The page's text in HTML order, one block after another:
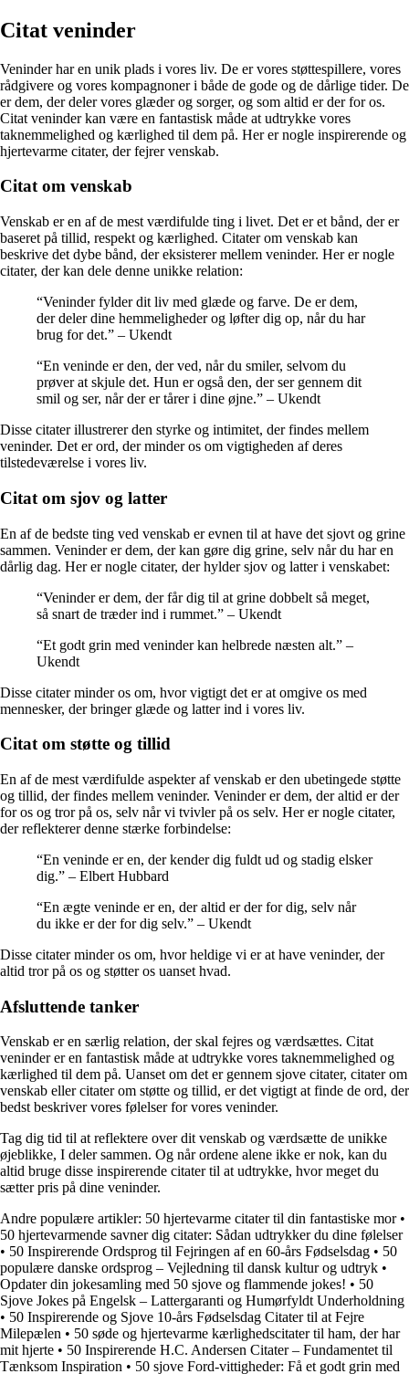
Citat veninder
Veninder har en unik plads i vores liv. De er vores støttespillere, vores
rådgivere og vores kompagnoner i både de gode og de dårlige tider. De
er dem, der deler vores glæder og sorger, og som altid er der for os.
Citat veninder kan være en fantastisk måde at udtrykke vores
taknemmelighed og kærlighed til dem på. Her er nogle inspirerende og
hjertevarme citater, der fejrer venskab.
Citat om venskab
Venskab er en af de mest værdifulde ting i livet. Det er et bånd, der er
baseret på tillid, respekt og kærlighed. Citater om venskab kan
beskrive det dybe bånd, der eksisterer mellem veninder. Her er nogle
citater, der kan dele denne unikke relation:
“Veninder fylder dit liv med glæde og farve. De er dem,
der deler dine hemmeligheder og løfter dig op, når du har
brug for det.” – Ukendt
“En veninde er den, der ved, når du smiler, selvom du
prøver at skjule det. Hun er også den, der ser gennem dit
smil og ser, når der er tårer i dine øjne.” – Ukendt
Disse citater illustrerer den styrke og intimitet, der findes mellem
veninder. Det er ord, der minder os om vigtigheden af deres
tilstedeværelse i vores liv.
Citat om sjov og latter
En af de bedste ting ved venskab er evnen til at have det sjovt og grine
sammen. Veninder er dem, der kan gøre dig grine, selv når du har en
dårlig dag. Her er nogle citater, der hylder sjov og latter i venskabet:
“Veninder er dem, der får dig til at grine dobbelt så meget,
så snart de træder ind i rummet.” – Ukendt
“Et godt grin med veninder kan helbrede næsten alt.” –
Ukendt
Disse citater minder os om, hvor vigtigt det er at omgive os med
mennesker, der bringer glæde og latter ind i vores liv.
Citat om støtte og tillid
En af de mest værdifulde aspekter af venskab er den ubetingede støtte
og tillid, der findes mellem veninder. Veninder er dem, der altid er der
for os og tror på os, selv når vi tvivler på os selv. Her er nogle citater,
der reflekterer denne stærke forbindelse:
“En veninde er en, der kender dig fuldt ud og stadig elsker
dig.” – Elbert Hubbard
“En ægte veninde er en, der altid er der for dig, selv når
du ikke er der for dig selv.” – Ukendt
Disse citater minder os om, hvor heldige vi er at have veninder, der
altid tror på os og støtter os uanset hvad.
Afsluttende tanker
Venskab er en særlig relation, der skal fejres og værdsættes. Citat
veninder er en fantastisk måde at udtrykke vores taknemmelighed og
kærlighed til dem på. Uanset om det er gennem sjove citater, citater om
venskab eller citater om støtte og tillid, er det vigtigt at finde de ord, der
bedst beskriver vores følelser for vores veninder.
Tag dig tid til at reflektere over dit venskab og værdsætte de unikke
øjeblikke, I deler sammen. Og når ordene alene ikke er nok, kan du
altid bruge disse inspirerende citater til at udtrykke, hvor meget du
sætter pris på dine veninder.
Andre populære artikler: 50 hjertevarme citater til din fantastiske mor•
50 hjertevarmende savner dig citater: Sådan udtrykker du dine følelser
• 50 Inspirerende Ordsprog til Fejringen af en 60-års Fødselsdag • 50
populære danske ordsprog – Vejledning til dansk kultur og udtryk •
Opdater din jokesamling med 50 sjove og flammende jokes! • 50
Sjove Jokes på Engelsk – Lattergaranti og Humørfyldt Underholdning
• 50 Inspirerende og Sjove 10-års Fødselsdag Citater til at Fejre
Milepælen • 50 søde og hjertevarme kærlighedscitater til ham, der har
mit hjerte • 50 Inspirerende H.C. Andersen Citater – Fundamentet til
Tænksom Inspiration • 50 sjove Ford-vittigheder: Få et godt grin med